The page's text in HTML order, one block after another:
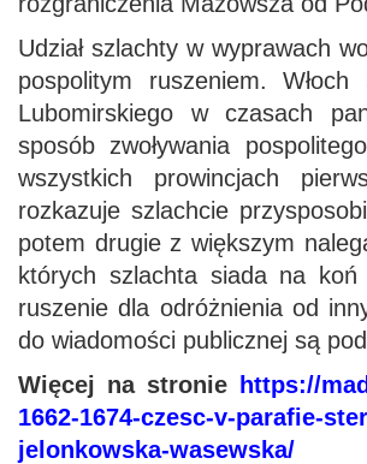
Udział szlachty w wyprawach
pospolitym ruszeniem.
Lubomirskiego w czasach
sposób zwoływania
wszystkich prowincjach
rozkazuje szlachcie
potem drugie z większym
których szlachta siada na
ruszenie dla odróżnienia od
do wiadomości publicznej są
Więcej na stronie
https://
1662-1674-czesc-v-parafie-
jelonkowska-wasewska/